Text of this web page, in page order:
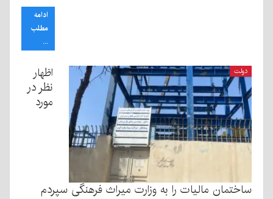
ادامه
مطلب
...
دولت
اظهار
نظر در
مورد
ساختمان مالیات را به وزارت میراث فرهنگی سپردم